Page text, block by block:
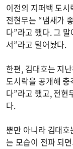
이전의 지퍼백 도
전현무는 “냄새가
다”라고 했다. 그
서”라고 털어놨다.
한편, 김대호는 지
도시락을 공개해
다”라고 했고, 전현
다.
뿐만 아니라 김대
는 모습이 전파 되